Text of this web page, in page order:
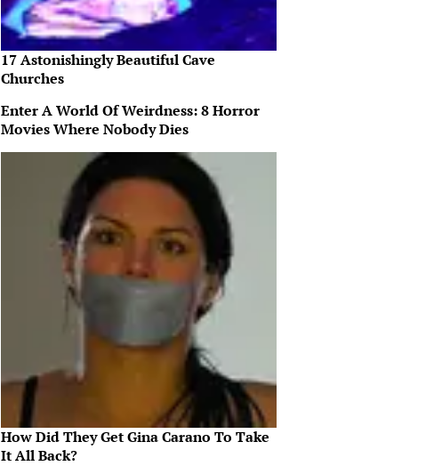
17 Astonishingly Beautiful Cave
Churches
Enter A World Of Weirdness: 8 Horror
Movies Where Nobody Dies
How Did They Get Gina Carano To Take
It All Back?